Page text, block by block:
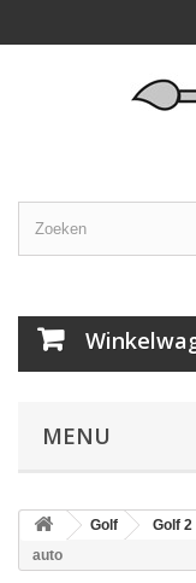
MENU
Golf Golf 2
auto